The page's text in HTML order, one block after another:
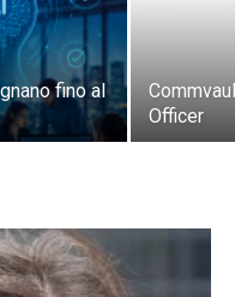
fino al
Officer